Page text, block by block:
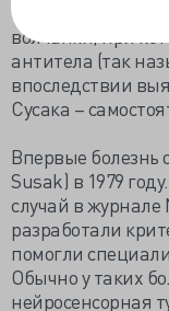
такая
волчанки, при
антитела (так
впоследствии
Сусака –
Впервые болезнь
Susak) в 1979
случай в журнале
разработали
помогли
Обычно у таких
нейросенсорная